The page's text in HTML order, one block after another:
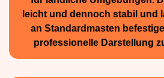
leicht und dennoch stabil und
an Standard­masten
professionelle Darstellung